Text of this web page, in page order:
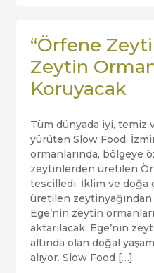
“Örfene
Zeytin
Koruyacak
Tüm dünyada iyi, temiz
yürüten Slow Food,
ormanlarında, bölgeye
zeytinlerden üretilen
tescilledi. İklim ve doğa
üretilen
Ege’nin zeytin
aktarılacak. Ege’nin
altında olan doğal
alıyor. Slow Food […]